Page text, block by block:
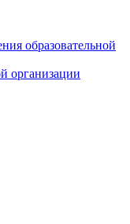
образовательной
организации